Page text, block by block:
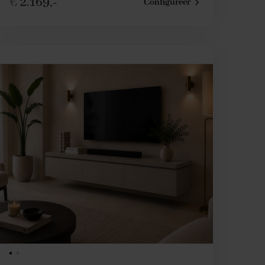
Configureer